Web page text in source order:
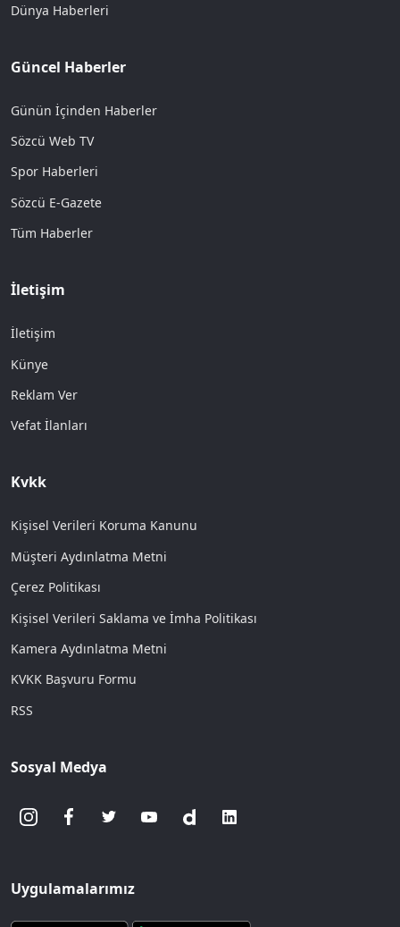
Dünya Haberleri
Güncel Haberler
Günün İçinden Haberler
Sözcü Web TV
Spor Haberleri
Sözcü E-Gazete
Tüm Haberler
İletişim
İletişim
Künye
Reklam Ver
Vefat İlanları
Kvkk
Kişisel Verileri Koruma Kanunu
Müşteri Aydınlatma Metni
Çerez Politikası
Kişisel Verileri Saklama ve İmha Politikası
Kamera Aydınlatma Metni
KVKK Başvuru Formu
RSS
Sosyal Medya
Uygulamalarımız